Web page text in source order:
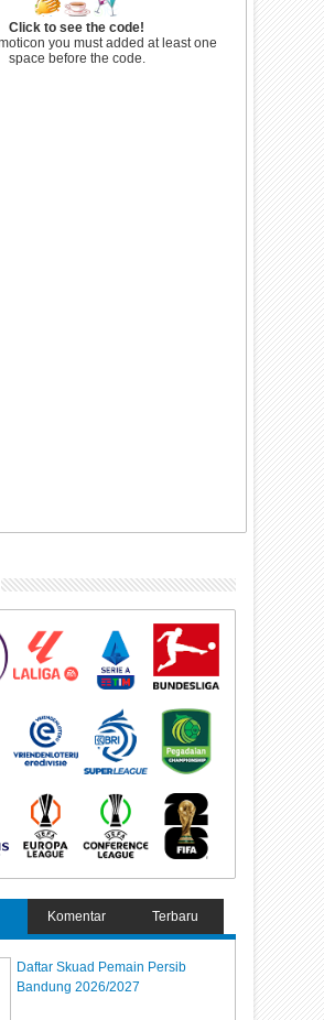
Click to see the code!
you must added at least one
space before the code.
Komentar Terbaru
Daftar Skuad Pemain Persib
Bandung 2026/2027